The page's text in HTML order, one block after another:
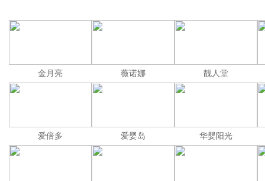
金月亮 薇诺娜 靓人堂
爱倍多 爱婴岛 华婴阳光